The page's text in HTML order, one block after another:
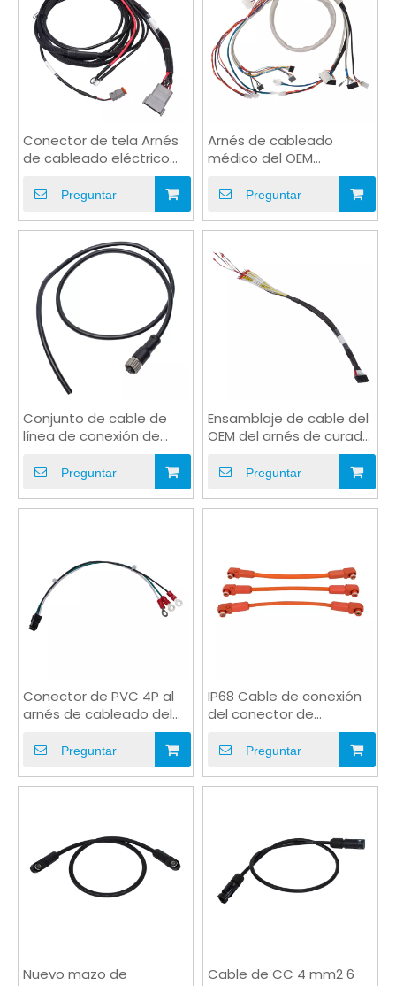
Conector de tela Arnés
de cableado eléctrico
Preguntar
Arnés de cableado
médico del OEM
eléctrico del conector
de MolexPreguntar
Conjunto de cable de
línea de conexión de
conector M12 8P
Preguntar
Ensamblaje de cable del
OEM del arnés de curado
del pegamento terminal
del tubo PH3.0UV
Preguntar
Conector de PVC 4P al
arnés de cableado del
arnés de acoplamiento
de terminales
Preguntar
IP68 Cable de conexión
del conector de
almacenamiento de
energía impermeable
Preguntar
Nuevo mazo de
Cable de CC 4 mm2 6